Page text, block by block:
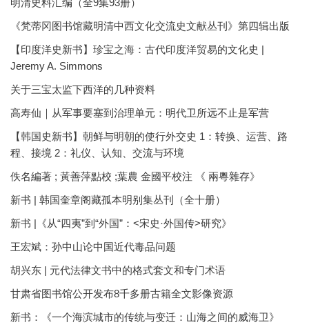
明清史料汇编（全9集93册）
《梵蒂冈图书馆藏明清中西文化交流史文献丛刊》第四辑出版
【印度洋史新书】珍宝之海：古代印度洋贸易的文化史 |
Jeremy A. Simmons
关于三宝太监下西洋的几种资料
高寿仙｜从军事要塞到治理单元：明代卫所远不止是军营
【韩国史新书】朝鲜与明朝的使行外交史 1：转换、运营、路
程、接境 2：礼仪、认知、交流与环境
佚名編著 ; 黃善萍點校 ;葉農 金國平校注 《 兩粵雜存》
新书 | 韩国奎章阁藏孤本明别集丛刊（全十册）
新书 |《从“四夷”到“外国”：<宋史·外国传>研究》
王宏斌：孙中山论中国近代毒品问题
胡兴东 | 元代法律文书中的格式套文和专门术语
甘肃省图书馆公开发布8千多册古籍全文影像资源
新书：《一个海滨城市的传统与变迁：山海之间的威海卫》